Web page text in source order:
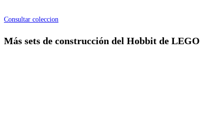
Consultar coleccion
Más sets de construcción del Hobbit de LEGO